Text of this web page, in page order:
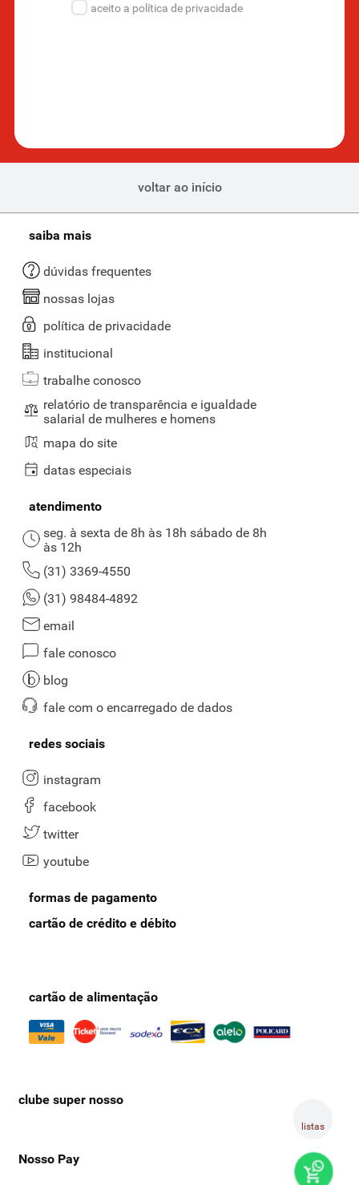
listas
aceito a política de privacidade
voltar ao início
saiba mais
dúvidas frequentes
nossas lojas
política de privacidade
institucional
trabalhe conosco
relatório de transparência e igualdade
salarial de mulheres e homens
mapa do site
datas especiais
atendimento
seg. à sexta de 8h às 18h sábado de 8h
às 12h
(31) 3369-4550
(31) 98484-4892
email
fale conosco
blog
fale com o encarregado de dados
redes sociais
instagram
facebook
twitter
youtube
formas de pagamento
cartão de crédito e débito
cartão de alimentação
clube super nosso
Nosso Pay